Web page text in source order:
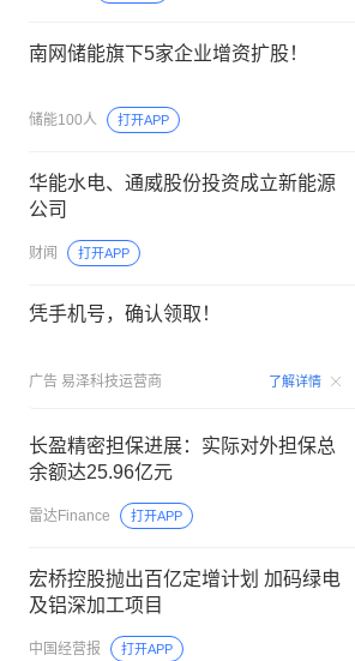
南网储能旗下5家企业增资扩股！
储能100人 打开APP
华能水电、通威股份投资成立新能源
公司
财闻 打开APP
凭手机号，确认领取！
广告 易泽科技运营商 了解详情
长盈精密担保进展：实际对外担保总
余额达25.96亿元
雷达Finance 打开APP
宏桥控股抛出百亿定增计划 加码绿电
及铝深加工项目
中国经营报 打开APP